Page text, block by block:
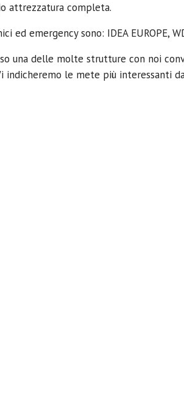
attrezzatura completa.
emergency sono: IDEA EUROPE,
una delle molte strutture con noi
indicheremo le mete più